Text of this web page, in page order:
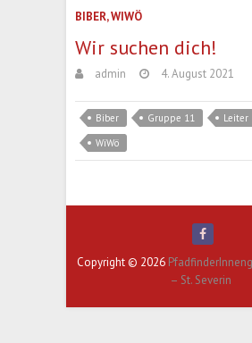
BIBER,WIWÖ
Wir suchen dich!
admin 4. August 2021
Biber Gruppe 11 Leiter
WiWö
Copyright © 2026
– St. Severin